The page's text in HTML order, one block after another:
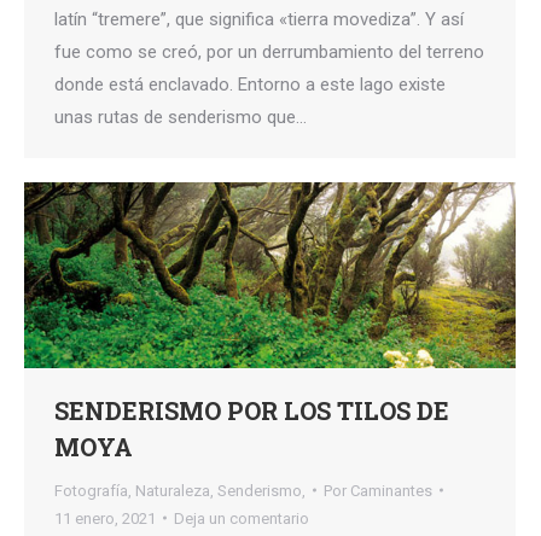
latín “tremere”, que significa «tierra movediza”. Y así
fue como se creó, por un derrumbamiento del terreno
donde está enclavado. Entorno a este lago existe
unas rutas de senderismo que…
SENDERISMO POR LOS TILOS DE
MOYA
Fotografía Naturaleza Senderismo, Por Caminantes
11 enero, 2021
Deja un comentario